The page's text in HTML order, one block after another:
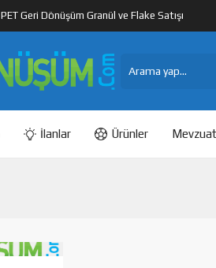
PET Geri Dönüşüm Granül ve Flake Satışı
İlanlar Ürünler Mevzuat